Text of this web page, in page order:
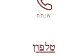
שיחה
טלפון